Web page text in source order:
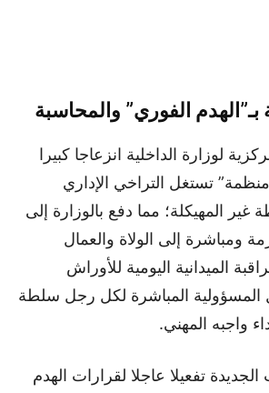
الفوري” والمحاسبة
لوزارة الداخلية انزعاجا كبيرا
تستغل التراخي الإداري
غير المهيكلة؛ مما دفع بالوزارة إلى
ومباشرة إلى الولاة والعمال
الميدانية اليومية للأوراش
المسؤولية المباشرة لكل رجل سلطة
واجبه المهني.
تفعيلا عاجلا لقرارات الهدم